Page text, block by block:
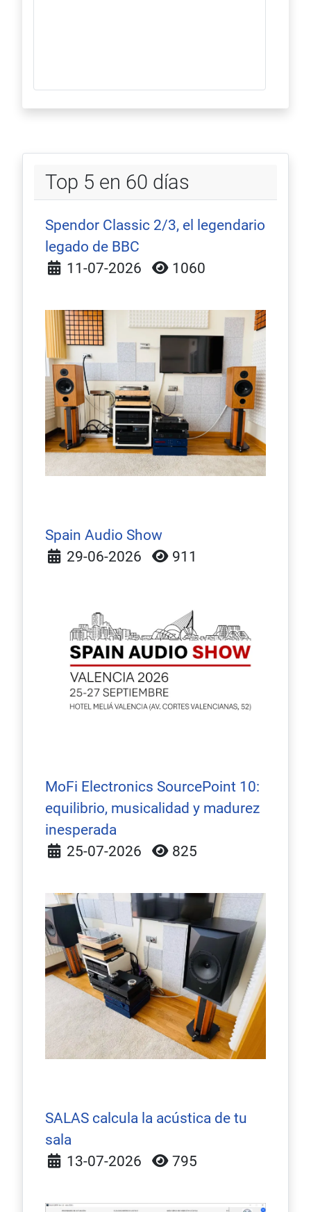
Top 5 en 60 días
Spendor Classic 2/3, el legendario
legado de BBC
Detalles
11-07-2026 1060
Spain Audio Show
Detalles
29-06-2026 911
MoFi Electronics SourcePoint 10:
equilibrio, musicalidad y madurez
inesperada
Detalles
25-07-2026 825
SALAS calcula la acústica de tu
sala
Detalles
13-07-2026 795